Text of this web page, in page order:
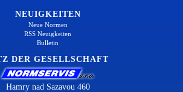
NEUIGKEITEN
Neue Normen
RSS Neuigkeiten
Bulletin
DER GESELLSCHAFT
Hamry nad Sazavou 460